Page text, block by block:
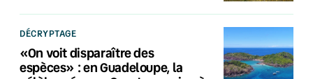
DÉCRYPTAGE
«On voit disparaître des
espèces» : en Guadeloupe, la